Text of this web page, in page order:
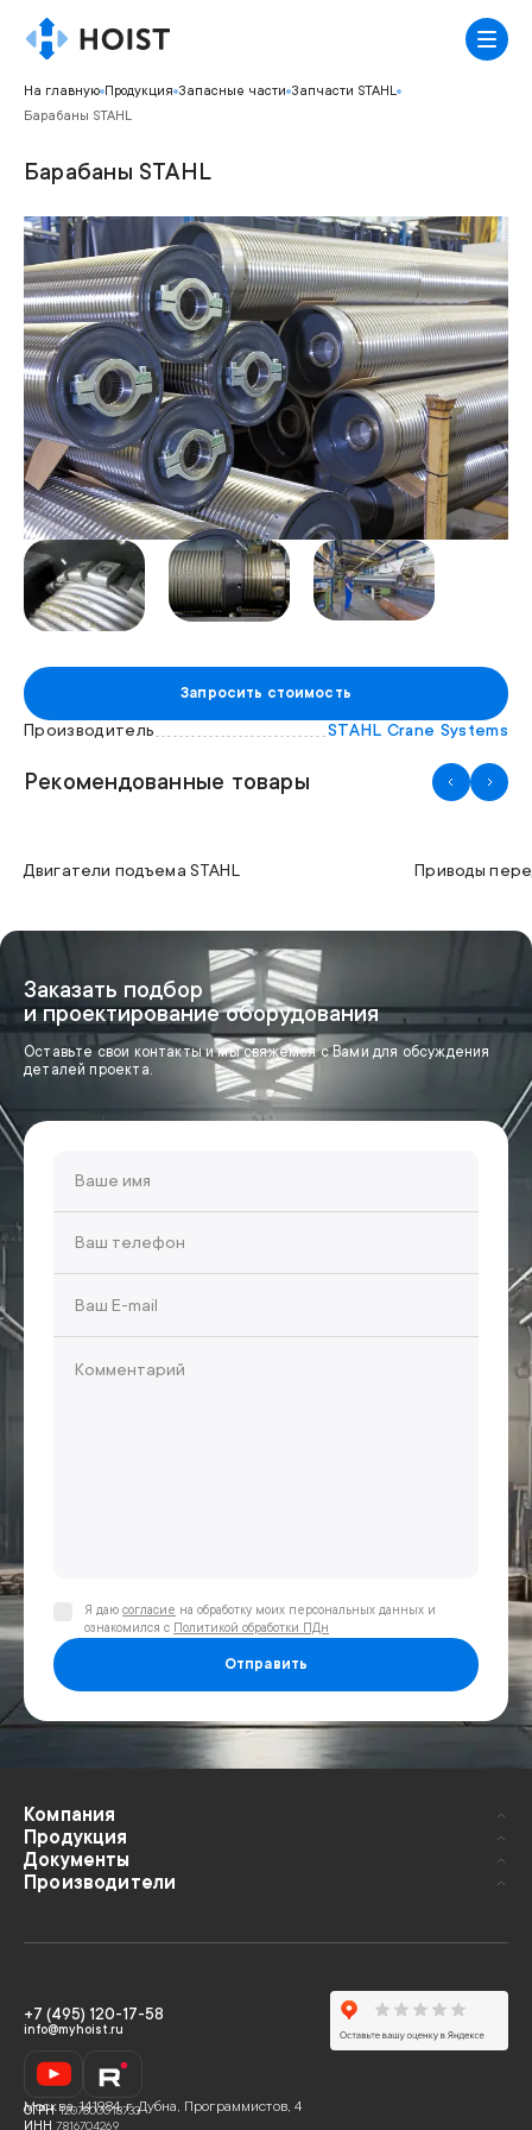
На главную Продукция Запасные части Запчасти STAHL
Барабаны STAHL
Барабаны STAHL
Запросить стоимость
Производитель STAHL Crane Systems
Рекомендованные товары
Двигатели подъема STAHL Приводы
Заказать подбор
и проектирование оборудования
Оставьте свои контакты и мы свяжемся с Вами для обсуждения
деталей проекта.
Отправить
Я даю согласие на обработку моих персональных данных и
ознакомился с Политикой обработки ПДн
+7 (495) 120-17-58
info@myhoist.ru
Москва, 141984, г. Дубна, Программистов, 4
ОГРН1207800018733
ИНН7816704269
Компания
Продукция
Документы
Производители